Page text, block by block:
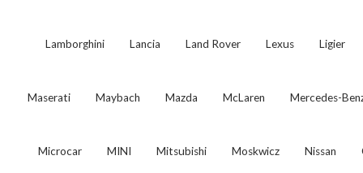
Lamborghini Lancia Land Rover Lexus Ligier
Maserati Maybach Mazda McLaren Mercedes-
Microcar MINI Mitsubishi Moskwicz Nissan